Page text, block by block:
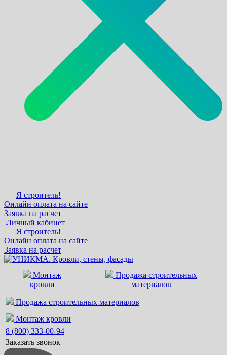
Я строитель!
Онлайн оплата на сайте
Заявка на расчет
Личный кабинет
Я строитель!
Онлайн оплата на сайте
Заявка на расчет
Монтаж
кровли
Продажа строительных
материалов
Продажа строительных материалов
Монтаж кровли
8 (800) 333-00-94
Заказать звонок